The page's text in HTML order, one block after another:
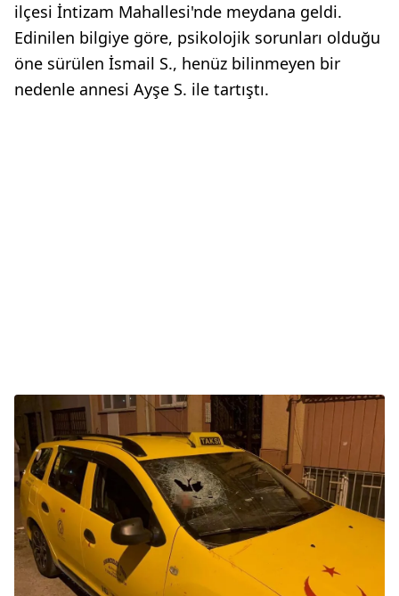
ilçesi İntizam Mahallesi'nde meydana geldi.
Edinilen bilgiye göre, psikolojik sorunları olduğu
öne sürülen İsmail S., henüz bilinmeyen bir
nedenle annesi Ayşe S. ile tartıştı.